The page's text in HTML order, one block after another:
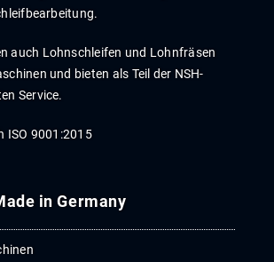
auch Lohn­schleif­en und Lohn­fräs­en
und bieten als Teil der NSH-
Service.
ISO 9001:2015
in Germany